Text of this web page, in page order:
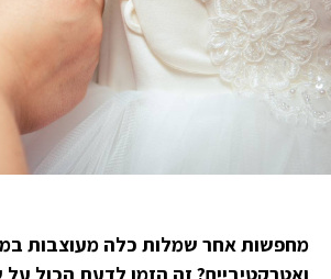
מחפשות אחר שמלות כלה מעוצבות
ואטרקטיביים? זה הזמן לדעת הכול